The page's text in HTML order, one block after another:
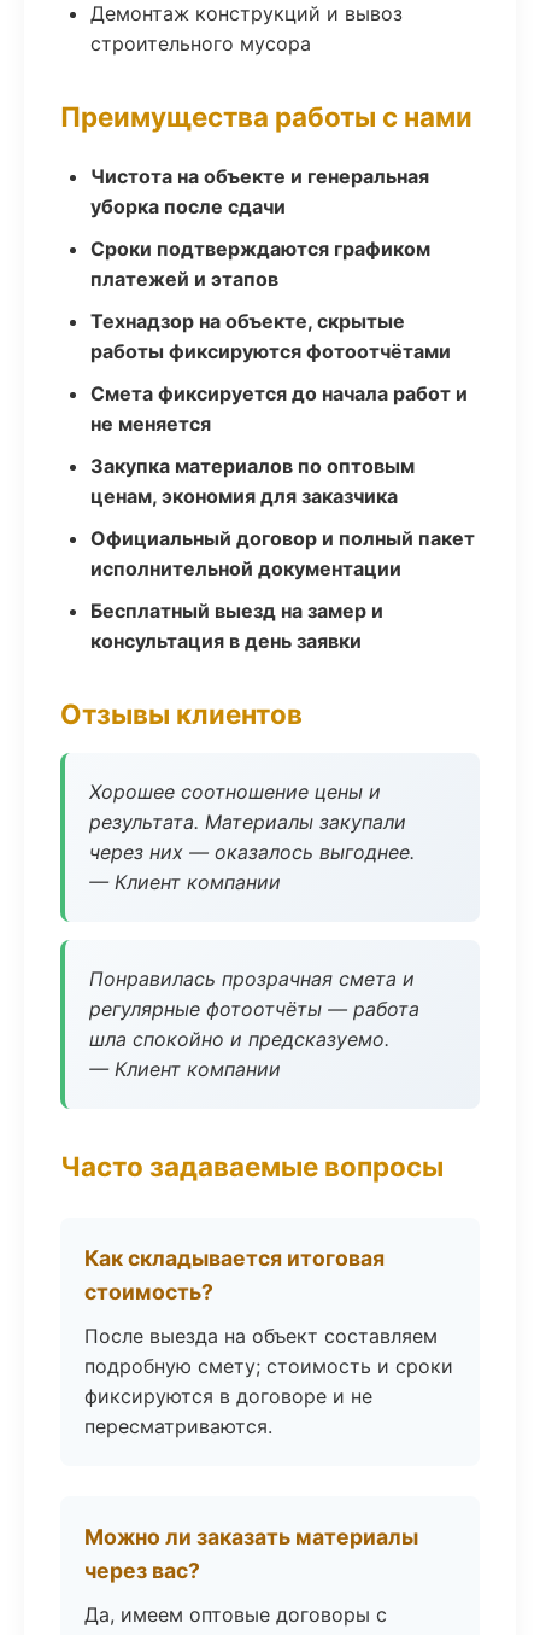
Демонтаж конструкций и вывоз
строительного мусора
Преимущества работы с нами
Чистота на объекте и генеральная
уборка после сдачи
Сроки подтверждаются графиком
платежей и этапов
Технадзор на объекте, скрытые
работы фиксируются фотоотчётами
Смета фиксируется до начала работ и
не меняется
Закупка материалов по оптовым
ценам, экономия для заказчика
Официальный договор и полный пакет
исполнительной документации
Бесплатный выезд на замер и
консультация в день заявки
Отзывы клиентов
Хорошее соотношение цены и
результата. Материалы закупали
через них — оказалось выгоднее.
— Клиент компании
Понравилась прозрачная смета и
регулярные фотоотчёты — работа
шла спокойно и предсказуемо.
— Клиент компании
Часто задаваемые вопросы
Как складывается итоговая
стоимость?
После выезда на объект составляем
подробную смету; стоимость и сроки
фиксируются в договоре и не
пересматриваются.
Можно ли заказать материалы
через вас?
Да, имеем оптовые договоры с